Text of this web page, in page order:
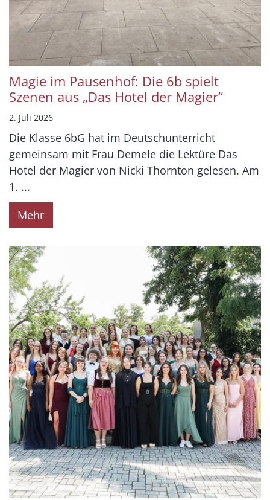
Magie im Pausenhof: Die 6b spielt
Szenen aus „Das Hotel der Magier“
2. Juli 2026
Die Klasse 6bG hat im Deutschunterricht
gemeinsam mit Frau Demele die Lektüre Das
Hotel der Magier von Nicki Thornton gelesen. Am
1. ...
Mehr